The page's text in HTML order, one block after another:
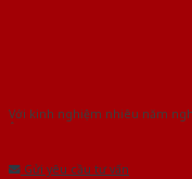
Với kinh nghiệm nhiêu năm
Gửi yêu cầu tư vấn